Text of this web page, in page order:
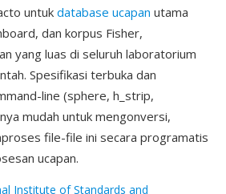
untuk database ucapan utama
dan korpus Fisher,
yang luas di seluruh laboratorium
Spesifikasi terbuka dan
line (sphere, h_strip,
mudah untuk mengonversi,
file-file ini secara programatis
ucapan.
Institute of Standards and